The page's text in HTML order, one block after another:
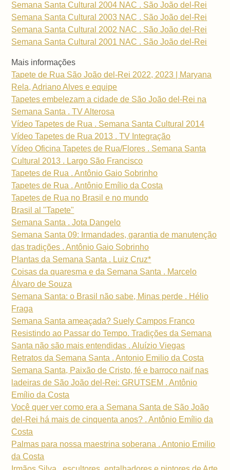
Semana Santa Cultural 2004 NAC . São João del-Rei
Semana Santa Cultural 2003 NAC . São João del-Rei
Semana Santa Cultural 2002 NAC . São João del-Rei
Semana Santa Cultural 2001 NAC . São João del-Rei
Mais informações
Tapete de Rua São João del-Rei 2022, 2023 | Maryana
Rela, Adriano Alves e equipe
Tapetes embelezam a cidade de São João del-Rei na
Semana Santa . TV Alterosa
Vídeo Tapetes de Rua . Semana Santa Cultural 2014
Vídeo Tapetes de Rua 2013 . TV Integração
Vídeo Oficina Tapetes de Rua/Flores . Semana Santa
Cultural 2013 . Largo São Francisco
Tapetes de Rua . Antônio Gaio Sobrinho
Tapetes de Rua . Antônio Emílio da Costa
Tapetes de Rua no Brasil e no mundo
Brasil al "Tapete"
Semana Santa . Jota Dangelo
Semana Santa 09: Irmandades, garantia de manutenção
das tradições . Antônio Gaio Sobrinho
Plantas da Semana Santa . Luiz Cruz*
Coisas da quaresma e da Semana Santa . Marcelo
Álvaro de Souza
Semana Santa: o Brasil não sabe, Minas perde . Hélio
Fraga
Semana Santa ameaçada? Suely Campos Franco
Resistindo ao Passar do Tempo. Tradições da Semana
Santa não são mais entendidas . Aluízio Viegas
Retratos da Semana Santa . Antonio Emilio da Costa
Semana Santa, Paixão de Cristo, fé e barroco naif nas
ladeiras de São João del-Rei: GRUTSEM . Antônio
Emílio da Costa
Você quer ver como era a Semana Santa de São João
del-Rei há mais de cinquenta anos? . Antônio Emílio da
Costa
Palmas para nossa maestrina soberana . Antonio Emilio
da Costa